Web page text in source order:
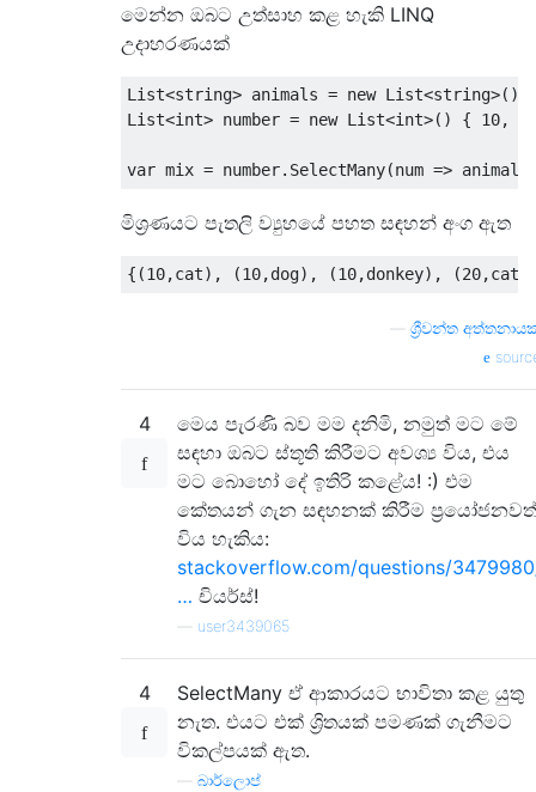
මෙන්න ඔබට උත්සාහ කළ හැකි LINQ
උදාහරණයක්
List<string> animals = new List<string>()
List<int> number = new List<int>() { 10,
var mix = number. SelectMany(num => animals
මිශ්‍රණයට පැතලි ව්‍යුහයේ පහත සඳහන් අංග ඇත
{(10,cat), (10,dog), (10,donkey), (20,cat
ශ්‍රීවන්ත
4
මෙය පැරණි බව මම දනිමි, නමුත් මට මේ
සඳහා ඔබට ස්තූති කිරීමට අවශ්‍ය විය, එය
මට බොහෝ දේ ඉතිරි කළේය! :) එම
කේතයන් ගැන සඳහනක් කිරීම ප්‍රයෝජනවත්
විය හැකිය:
stackoverflow.com/questions/
… චියර්ස්!
user3439065
4
SelectMany ඒ ආකාරයට භාවිතා කළ යුතු
නැත. එයට එක් ශ්‍රිතයක් පමණක් ගැනීමට
විකල්පයක් ඇත.
බාර්ලොප්